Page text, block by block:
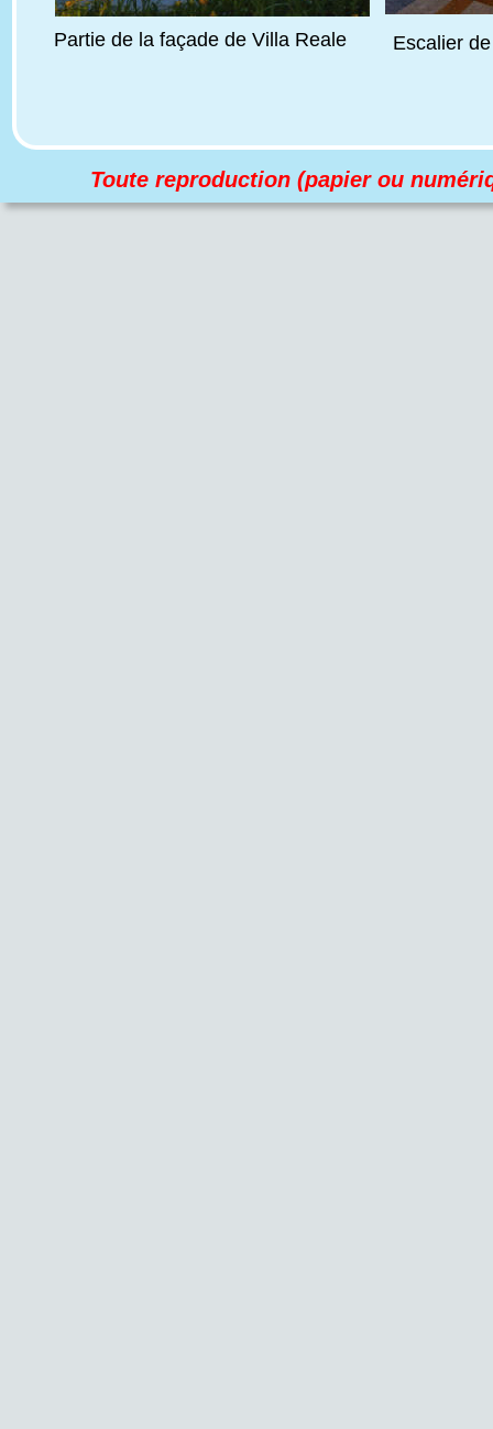
Toute reproduction (papier ou
Partie de la façade de Villa Reale Escalier